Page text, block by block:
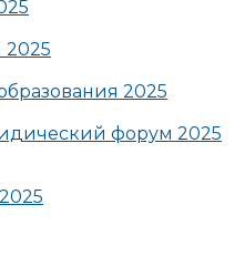
2025
форум 2025